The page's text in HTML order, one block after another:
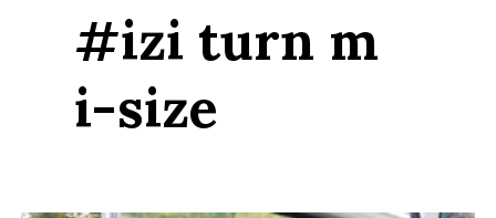
#izi turn m
i-size